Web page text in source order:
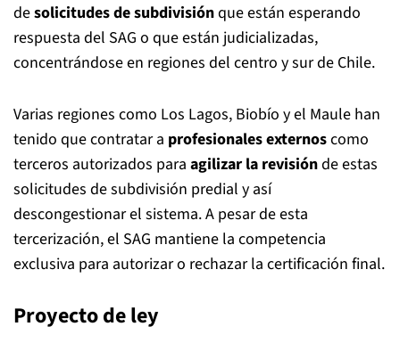
desolicitudes de subdivisiónque están esperando
respuesta del SAG o que están judicializadas,
concentrándose en regiones del centro y sur de Chile.
Varias regiones como Los Lagos, Biobío y el Maule han
tenido que contratar a profesionales externoscomo
terceros autorizados para agilizar la revisiónde estas
solicitudes de subdivisión predial y así
descongestionar el sistema. A pesar de esta
tercerización, el SAG mantiene la competencia
exclusiva para autorizar o rechazar la certificación final.
Proyecto de ley